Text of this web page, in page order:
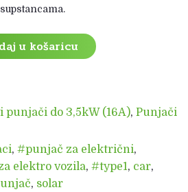
u košaricu
punjači do 3,5kW (16A), Punjači
, #punjač za električni,
elektro vozila, #type1, car,
, solar